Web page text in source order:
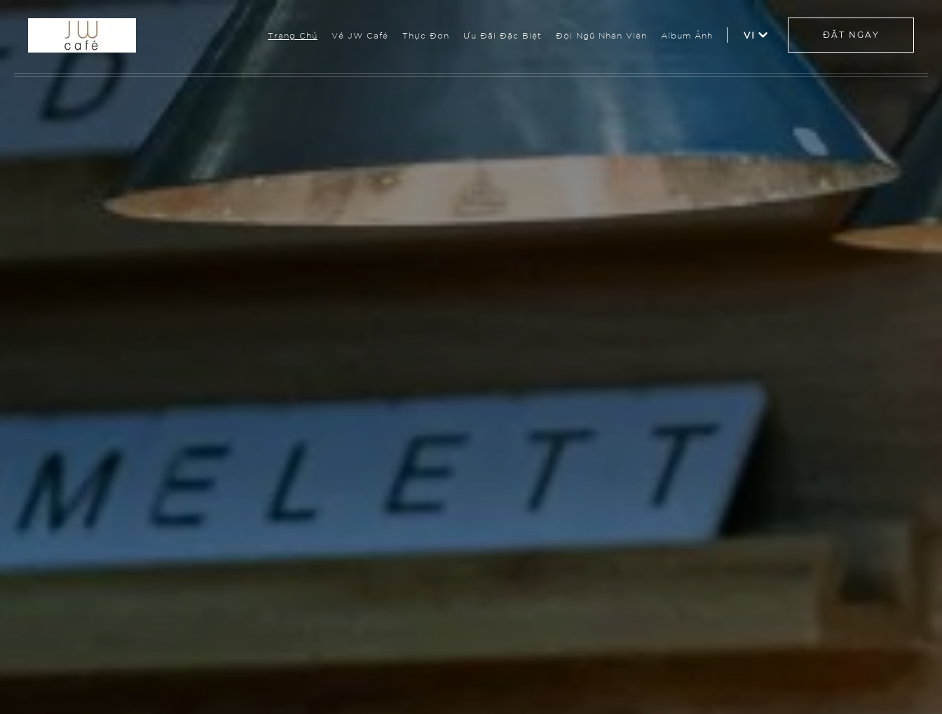
Trang Chủ
Về JW Café Thực Đơn Ưu Đãi Đặc Biệt Đội Ngũ Nhân Viên Album Ảnh VI ĐẶT NGAY